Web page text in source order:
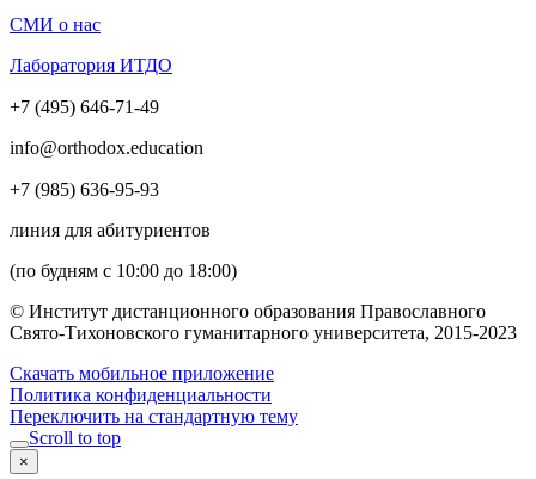
СМИ о нас
Лаборатория ИТДО
+7 (495) 646-71-49
info@orthodox.education
+7 (985) 636-95-93
линия для абитуриентов
(по будням с 10:00 до 18:00)
© Институт дистанционного образования Православного
Свято-Тихоновского гуманитарного университета, 2015-2023
Скачать мобильное приложение
Политика конфиденциальности
Переключить на стандартную тему
Scroll to top
×